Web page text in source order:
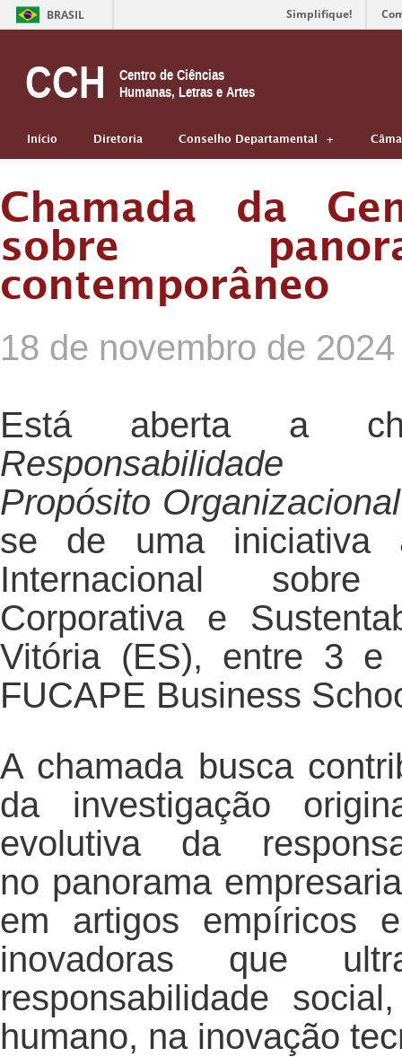
BRASIL Simplifique!
CCH
Centro de Ciências
Humanas, Letras e Artes
Início Diretoria Conselho Departamental
Chamada da
sobre
contemporâneo
18 de novembro de 2024
Está aberta a
Propósito
se de uma iniciativa
Internacional sobre
Corporativa e
Vitória (ES), entre 3
FUCAPE Business
A chamada busca
da investigação
evolutiva da
no panorama
em artigos empíricos
inovadoras que
responsabilidade
humano, na inovação